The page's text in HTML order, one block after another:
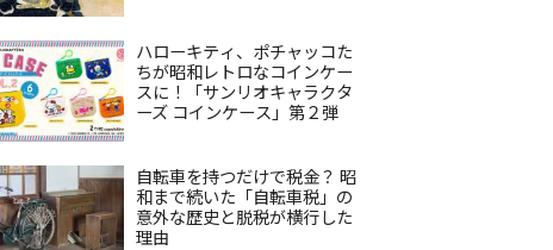
ハローキティ、ポチャッコた
ちが昭和レトロなコインケー
スに！「サンリオキャラクタ
ーズ コインケース」第２弾
自転車を持つだけで税金？ 昭
和まで続いた「自転車税」の
意外な歴史と脱税が横行した
理由